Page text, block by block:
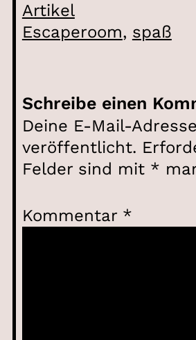
Artikel
Escaperoom, spaß
Schreibe einen
Deine E-Mail-
veröffentlicht.
Felder sind mit *
Kommentar *